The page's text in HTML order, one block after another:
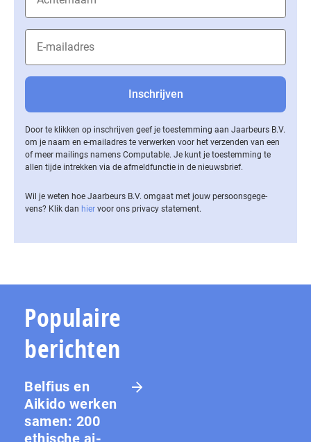
Door te klikken op inschrijven geef je toestemming aan Jaarbeurs B.V.
om je naam en e-mailadres te verwerken voor het verzenden van een
of meer mailings namens Computable. Je kunt je toestemming te
allen tijde intrekken via de af­meld­func­tie in de nieuwsbrief.
Wil je weten hoe Jaarbeurs B.V. omgaat met jouw per­soons­ge­ge­
vens? Klik dan hier voor ons privacy statement.
Populaire
berichten
Belfius en
Aikido werken
samen: 200
ethische ai-